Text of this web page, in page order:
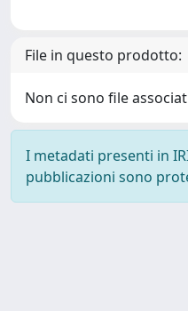
File in questo prodotto:
Non ci sono file
I metadati presenti in
pubblicazioni sono